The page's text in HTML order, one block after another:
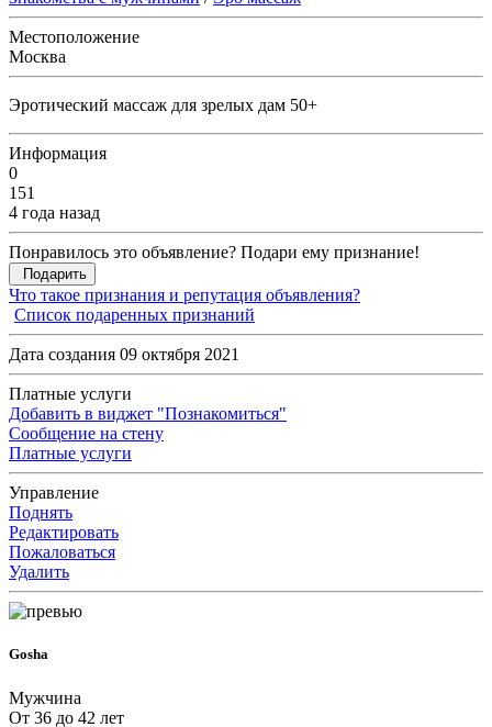
Местоположение
Москва
Эротический массаж для зрелых дам 50+
Информация
0
151
4 года назад
Понравилось это объявление? Подари ему признание!
Подарить
Что такое признания и репутация объявления?
Список подаренных признаний
Дата создания 09 октября 2021
Платные услуги
Добавить в виджет "Познакомиться"
Сообщение на стену
Платные услуги
Управление
Поднять
Редактировать
Пожаловаться
Удалить
Gosha
Мужчина
От 36 до 42 лет